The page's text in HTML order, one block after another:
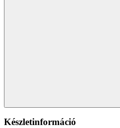
Készletinformáció